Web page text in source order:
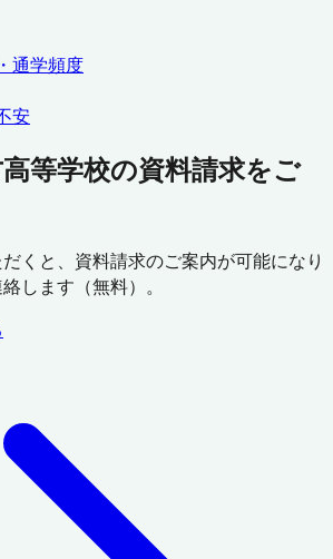
通学頻度
安
等学校の資料請求をご
くと、資料請求のご案内が可能になり
します（無料）。